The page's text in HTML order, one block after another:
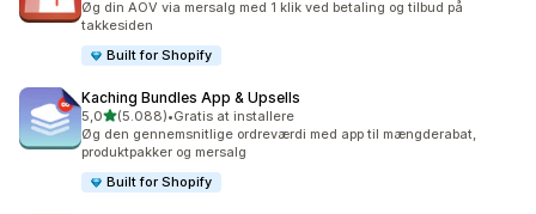
Øg din AOV via mersalg med 1 klik ved betaling og tilbud på
takkesiden
Built for Shopify
Kaching Bundles App & Upsells
5,0ud af 5 stjerner
(5.088)
5088 anmeldelser i alt
•Gratis at installere
Øg den gennemsnitlige ordreværdi med app til mængderabat,
produktpakker og mersalg
Built for Shopify